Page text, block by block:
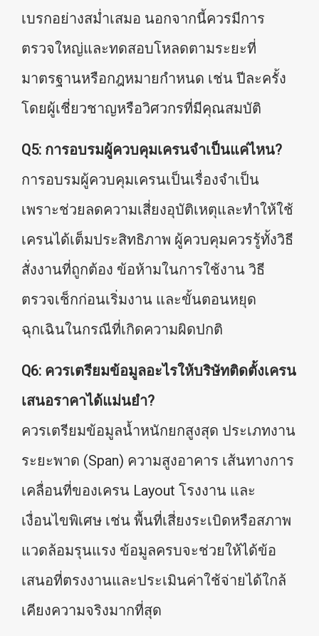
เบรกอย่างสม่ำเสมอ นอกจากนี้ควรมีการ
ตรวจใหญ่และทดสอบโหลดตามระยะที่
มาตรฐานหรือกฎหมายกำหนด เช่น ปีละครั้ง
โดยผู้เชี่ยวชาญหรือวิศวกรที่มีคุณสมบัติ
Q5: การอบรมผู้ควบคุมเครนจำเป็นแค่ไหน?
การอบรมผู้ควบคุมเครนเป็นเรื่องจำเป็น
เพราะช่วยลดความเสี่ยงอุบัติเหตุและทำให้ใช้
เครนได้เต็มประสิทธิภาพ ผู้ควบคุมควรรู้ทั้งวิธี
สั่งงานที่ถูกต้อง ข้อห้ามในการใช้งาน วิธี
ตรวจเช็กก่อนเริ่มงาน และขั้นตอนหยุด
ฉุกเฉินในกรณีที่เกิดความผิดปกติ
Q6: ควรเตรียมข้อมูลอะไรให้บริษัทติดตั้งเครน
เสนอราคาได้แม่นยำ?
ควรเตรียมข้อมูลน้ำหนักยกสูงสุด ประเภทงาน
ระยะพาด (Span) ความสูงอาคาร เส้นทางการ
เคลื่อนที่ของเครน Layout โรงงาน และ
เงื่อนไขพิเศษ เช่น พื้นที่เสี่ยงระเบิดหรือสภาพ
แวดล้อมรุนแรง ข้อมูลครบจะช่วยให้ได้ข้อ
เสนอที่ตรงงานและประเมินค่าใช้จ่ายได้ใกล้
เคียงความจริงมากที่สุด